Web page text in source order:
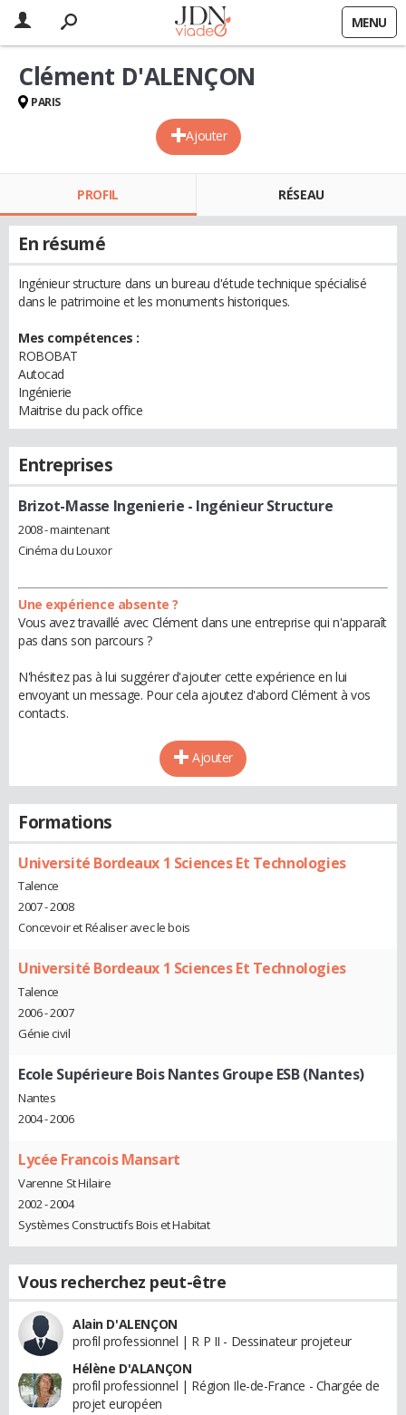
MENU
Ajouter
Clément D'ALENÇON
PARIS
PROFIL RÉSEAU
En résumé
Ingénieur structure dans un bureau d'étude technique spécialisé
dans le patrimoine et les monuments historiques.
Mes compétences :
ROBOBAT
Autocad
Ingénierie
Maitrise du pack office
Entreprises
Brizot-Masse Ingenierie - Ingénieur Structure
2008 - maintenant
Cinéma du Louxor
Une expérience absente ?
Vous avez travaillé avec Clément dans une entreprise qui n'apparaît
pas dans son parcours ?
N'hésitez pas à lui suggérer d'ajouter cette expérience en lui
envoyant un message. Pour cela ajoutez d'abord Clément à vos
contacts.
Ajouter
Formations
Université Bordeaux 1 Sciences Et Technologies
Talence
2007 - 2008
Concevoir et Réaliser avec le bois
Université Bordeaux 1 Sciences Et Technologies
Talence
2006 - 2007
Génie civil
Ecole Supérieure Bois Nantes Groupe ESB (Nantes)
Nantes
2004 - 2006
Lycée Francois Mansart
Varenne St Hilaire
2002 - 2004
Systèmes Constructifs Bois et Habitat
Vous recherchez peut-être
Alain D'ALENÇON
profil professionnel | R P II - Dessinateur projeteur
Hélène D'ALANÇON
profil professionnel | Région Ile-de-France - Chargée de
projet européen